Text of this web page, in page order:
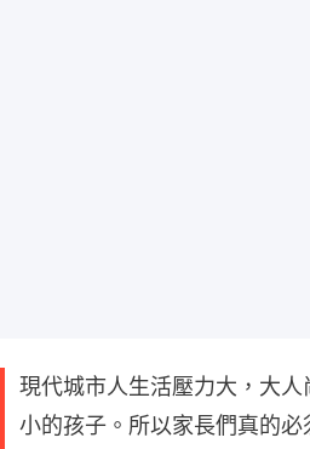
現代城市人生活壓力大，大
小的孩子。所以家長們真的